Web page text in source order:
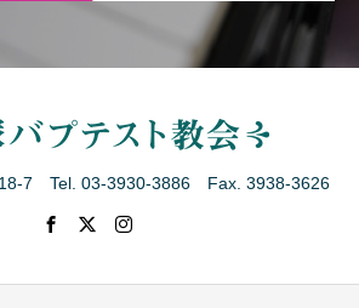
18-7 Tel. 03-3930-3886 Fax. 3938-3626